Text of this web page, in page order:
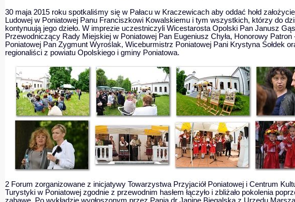
30 maja 2015 rokuspotkaliśmy się w Pałacu w Kraczewicach aby oddać hołd
Ludowej w Poniatowej Panu Franciszkowi Kowalskiemu i tym wszystkich, którzy do
kontynuują jego dzieło. W imprezie uczestniczyli Wicestarosta Opolski Pan Janusz
Przewodniczący Rady Miejskiej w Poniatowej Pan Eugeniusz Chyła, Honorowy Patron
Poniatowej Pan Zygmunt Wyroślak, Wiceburmistrz Poniatowej Pani Krystyna Sołdek
regionaliści z powiatu Opolskiego i gminy Poniatowa.
2 Forum zorganizowane z inicjatywy Towarzystwa Przyjaciół Poniatowej i Centrum
Turystyki w Poniatowej zgodnie z przewodnim hasłem łączyło i zbliżało pokolenia